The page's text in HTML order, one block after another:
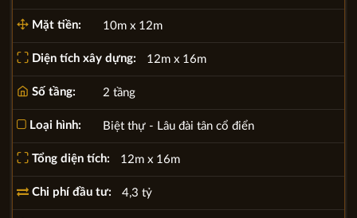
Mặt tiền: 10m x 12m
Diện tích xây dựng: 12m x 16m
Số tầng: 2 tầng
Loại hình: Biệt thự - Lâu đài tân cổ điển
Tổng diện tích: 12m x 16m
Chi phí đầu tư: 4,3 tỷ